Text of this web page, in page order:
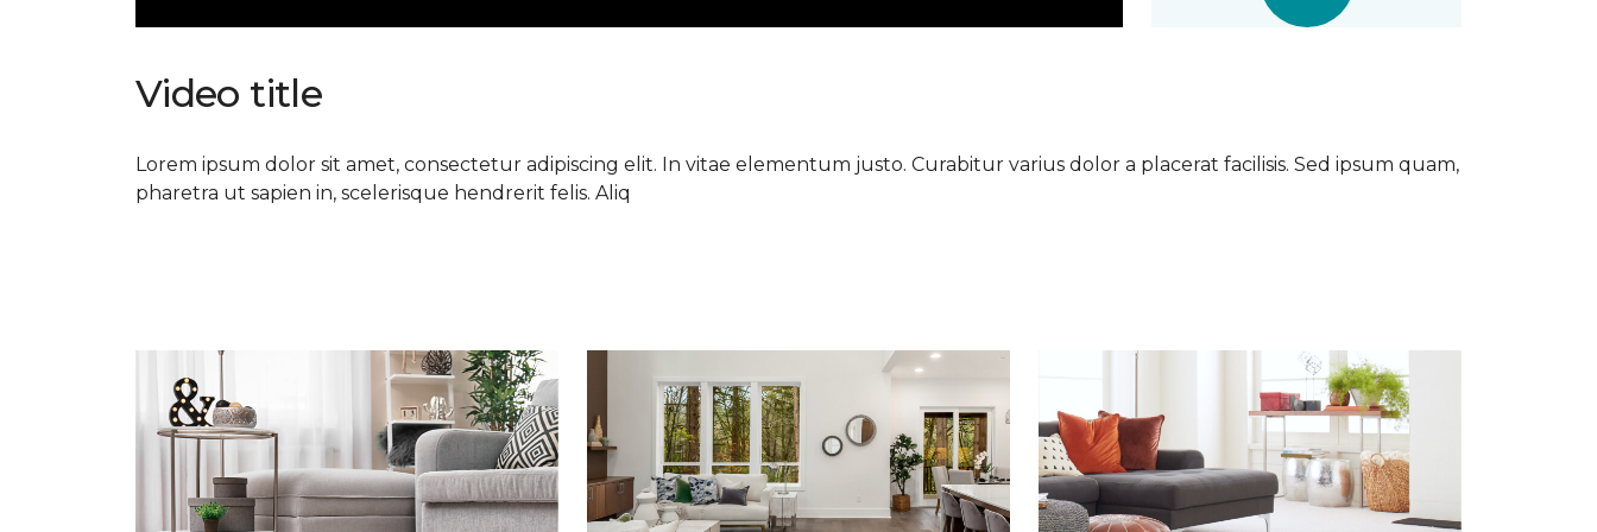
Video title
Lorem ipsum dolor sit amet, consectetur adipiscing elit. In vitae elementum justo. Curabitur varius dolor a placerat facilisis. Sed ipsum quam,
pharetra ut sapien in, scelerisque hendrerit felis. Aliq